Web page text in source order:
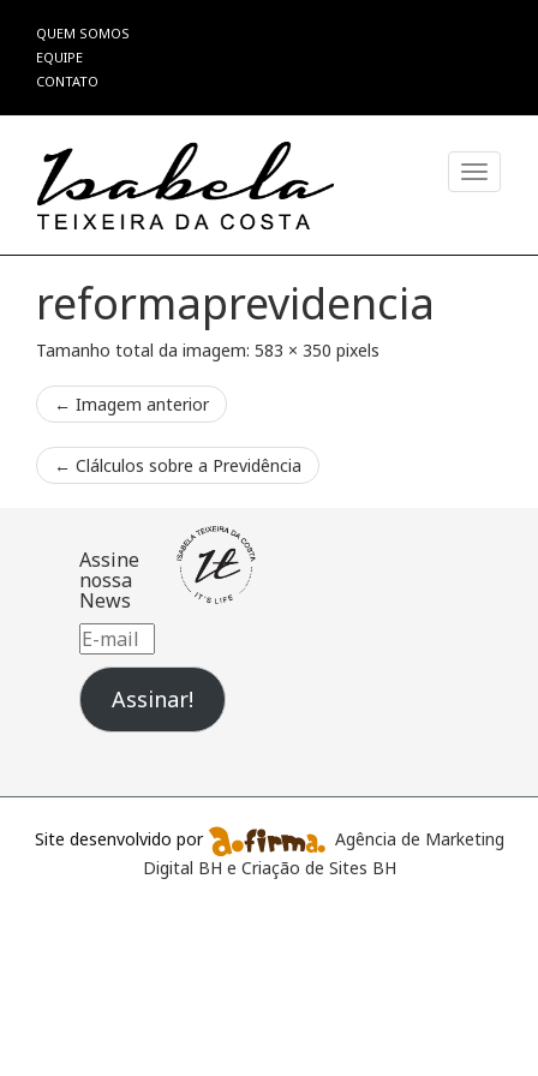
Pular
para
o
QUEM SOMOS
EQUIPE
CONTATO
reformaprevidencia
Tamanho total da imagem: 583 × 350 pixels
← Imagem anterior
← Clálculos sobre a Previdência
Assine
nossa
News
E-
mail
Assinar!
Site desenvolvido por
Agência de Marketing
Digital BH e Criação de Sites BH